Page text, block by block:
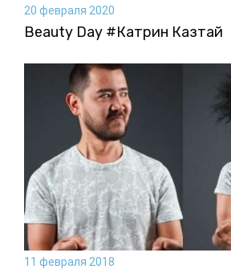
20 февраля 2020
Beauty Day #Катрин Казтай
11 февраля 2018